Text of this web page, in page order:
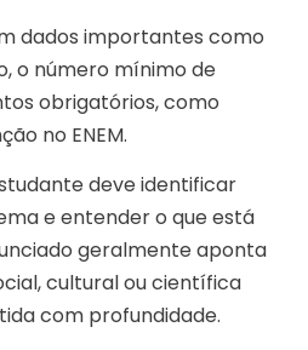
dados importantes como
o número mínimo de
obrigatórios, como
no ENEM.
deve identificar
e entender o que está
geralmente aponta
cultural ou científica
com profundidade.